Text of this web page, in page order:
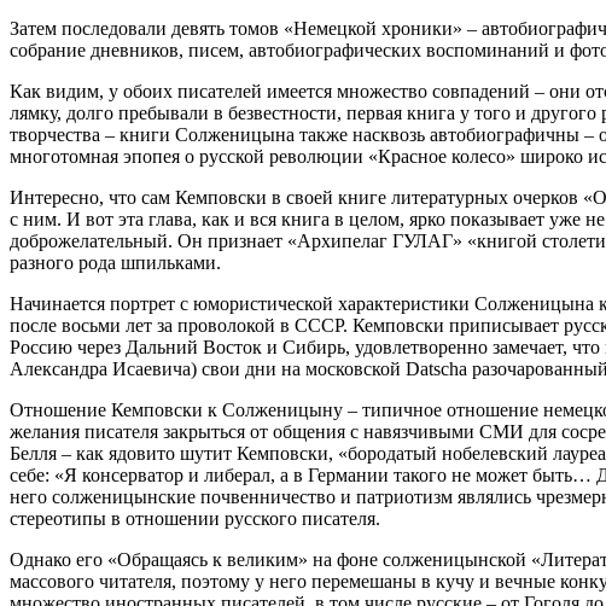
Затем последовали девять томов «Немецкой хроники» –
собрание дневников, писем, автобиографических воспоминаний и
Как видим, у обоих писателей имеется множество совпадений – они
лямку, долго пребывали в безвестности, первая книга у того и
творчества – книги Солженицына также насквозь автобиографичны
многотомная эпопея о русской революции «Красное колесо» широко
Интересно, что сам Кемповски в своей книге литературных очерков
с ним. И вот эта глава, как и вся книга в целом, ярко показывает
доброжелательный. Он признает «Архипелаг ГУЛАГ» «книгой
разного рода шпильками.
Начинается портрет с юмористической характеристики Солженицына
после восьми лет за проволокой в СССР. Кемповски приписывает
Россию через Дальний Восток и Сибирь, удовлетворенно замечает,
Александра Исаевича) свои дни на московской Datscha
Отношение Кемповски к Солженицыну – типичное отношение
желания писателя закрыться от общения с навязчивыми СМИ для
Белля – как ядовито шутит Кемповски, «бородатый нобелевский
себе: «Я консерватор и либерал, а в Германии такого не может
него солженицынские почвенничество и патриотизм являлись
стереотипы в отношении русского писателя.
Однако его «Обращаясь к великим» на фоне солженицынской
массового читателя, поэтому у него перемешаны в кучу и вечные